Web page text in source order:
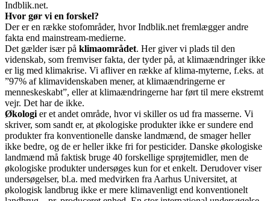
Indblik.net.
Hvor gør vi en forskel?
Der er en række stofområder, hvor Indblik.net fremlægger andre
fakta end mainstream-medierne.
Det gælder især på klimaområdet. Her giver vi plads til den
videnskab, som fremviser fakta, der tyder på, at klimaændringer ikke
er lig med klimakrise. Vi afliver en række af klima-myterne, f.eks. at
”97% af klimavidenskaben mener, at klimaændringerne er
menneskeskabt”, eller at klimaændringerne har ført til mere ekstremt
vejr. Det har de ikke.
Økologi er et andet område, hvor vi skiller os ud fra masserne. Vi
skriver, som sandt er, at økologiske produkter ikke er sundere end
produkter fra konventionelle danske landmænd, de smager heller
ikke bedre, og de er heller ikke fri for pesticider. Danske økologiske
landmænd må faktisk bruge 40 forskellige sprøjtemidler, men de
økologiske produkter undersøges kun for et enkelt. Derudover viser
undersøgelser, bl.a. med medvirken fra Aarhus Universitet, at
økologisk landbrug ikke er mere klimavenligt end konventionelt